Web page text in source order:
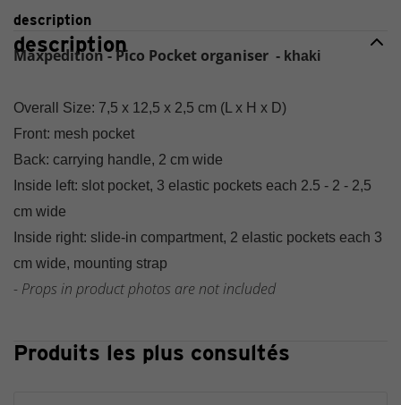
description
description
Maxpedition - Pico Pocket organiser - khaki
Overall Size: 7,5 x 12,5 x 2,5 cm (L x H x D)
Front: mesh pocket
Back: carrying handle, 2 cm wide
Inside left: slot pocket, 3 elastic pockets each 2.5 - 2 - 2,5
cm wide
Inside right: slide-in compartment, 2 elastic pockets each 3
cm wide, mounting strap
- Props in product photos are not included
Produits les plus consultés